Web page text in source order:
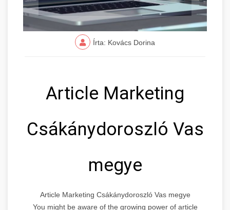
Írta: Kovács Dorina
Article Marketing
Csákánydoroszló Vas
megye
Article Marketing Csákánydoroszló Vas megye
You might be aware of the growing power of article